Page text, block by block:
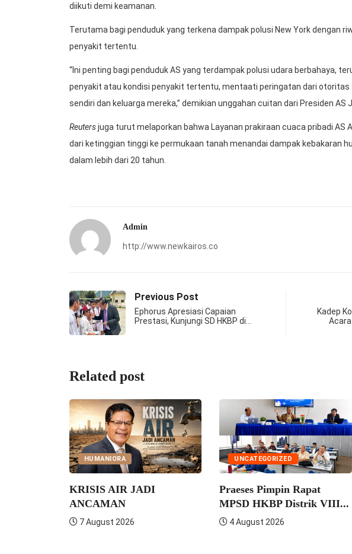
diikuti demi keamanan.
Terutama bagi penduduk yang terkena dampak polusi New York dengan
penyakit tertentu.
“Ini penting bagi penduduk AS yang terdampak polusi udara berbahaya,
penyakit atau kondisi penyakit tertentu, mentaati peringatan dari
sendiri dan keluarga mereka,” demikian unggahan cuitan dari Presiden AS
Reutersjuga turut melaporkan bahwa Layanan prakiraan cuaca pribadi AS
dari ketinggian tinggi ke permukaan tanah menandai dampak kebakaran
dalam lebih dari 20 tahun.
Admin
http://www.newkairos.co
Previous Post
Ephorus Apresiasi Capaian
Prestasi, Kunjungi SD HKBP di…
Kadep
Acara
Related post
HUMANIORA
KRISIS AIR JADI
ANCAMAN
7 August 2026
UNCATEGORIZED
Praeses Pimpin Rapat
MPSD HKBP Distrik VIII...
4 August 2026